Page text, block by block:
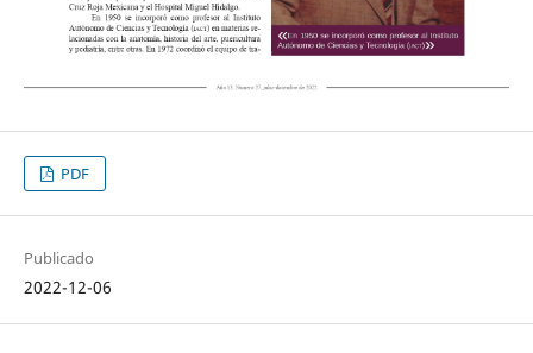
PDF
Publicado
2022-12-06